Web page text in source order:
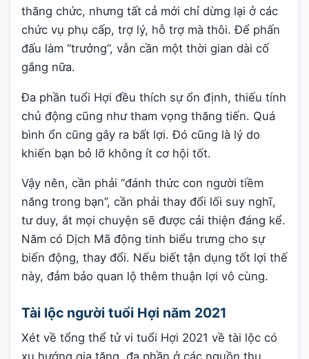
thăng chức, nhưng tất cả mới chỉ dừng lại ở các
chức vụ phụ cấp, trợ lý, hỗ trợ mà thôi. Để phấn
đấu làm “trưởng”, vẫn cần một thời gian dài cố
gắng nữa.
Đa phần tuổi Hợi đều thích sự ổn định, thiếu tính
chủ động cũng như tham vọng thăng tiến. Quá
bình ổn cũng gây ra bất lợi. Đó cũng là lý do
khiến bạn bỏ lỡ không ít cơ hội tốt.
Vậy nên, cần phải “đánh thức con người tiềm
năng trong bạn”, cần phải thay đổi lối suy nghĩ,
tư duy, ắt mọi chuyện sẽ được cải thiện đáng kể.
Năm có Dịch Mã động tinh biểu trưng cho sự
biến động, thay đổi. Nếu biết tận dụng tốt lợi thế
này, đảm bảo quan lộ thêm thuận lợi vô cùng.
Tài lộc người tuổi Hợi năm 2021
Xét về tổng thể tử vi tuổi Hợi 2021 về tài lộc có